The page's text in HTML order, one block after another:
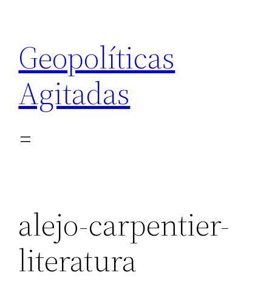
contenido
Geopolíticas
Agitadas
alejo-carpentier-
literatura